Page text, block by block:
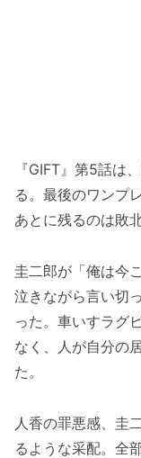
『GIFT』第5話は
る。最後のワンプ
あとに残るのは敗
圭二郎が「俺は今
泣きながら言い切
った。車いすラグ
なく、人が自分の
た。
人香の罪悪感、圭
るような采配。全